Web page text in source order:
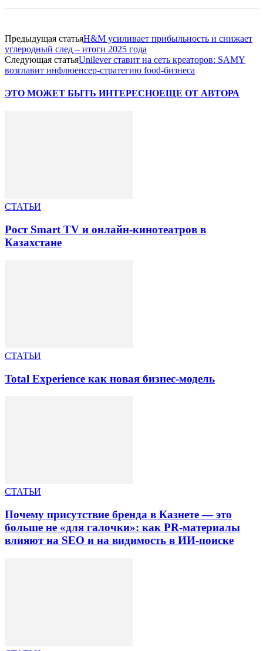
Предыдущая статьяH&M усиливает прибыльность и снижает
углеродный след – итоги 2025 года
Следующая статьяUnilever ставит на сеть креаторов: SAMY
возглавит инфлюенсер-стратегию food-бизнеса
ЭТО МОЖЕТ БЫТЬ ИНТЕРЕСНОЕЩЕ ОТ АВТОРА
СТАТЬИ
Рост Smart TV и онлайн-кинотеатров в
Казахстане
СТАТЬИ
Total Experience как новая бизнес-модель
СТАТЬИ
Почему присутствие бренда в Казнете — это
больше не «для галочки»: как PR-материалы
влияют на SEO и на видимость в ИИ-поиске